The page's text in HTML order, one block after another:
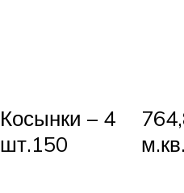
Косынки – 4
шт.150